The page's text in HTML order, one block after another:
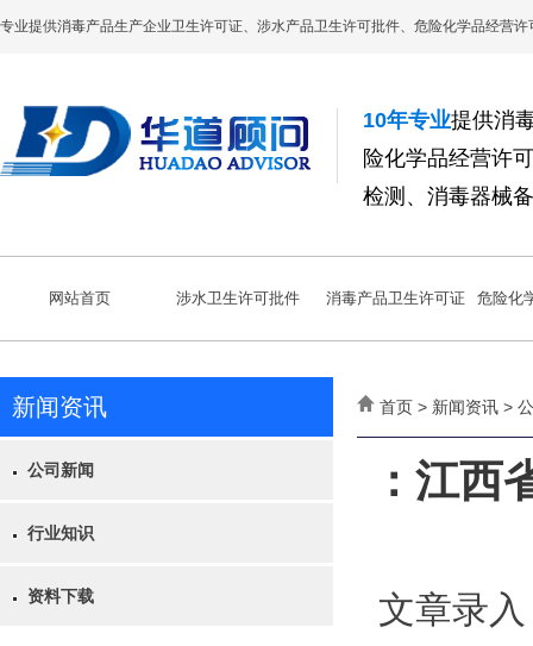
专业提供消毒产品生产企业卫生许可证、涉水产品卫生许可批件、危险化学品经营
10年专业提供消
险化学品经营许
检测、消毒器械
网站首页 涉水卫生许可批件 消毒产品卫生许可证 危险化
新闻资讯
公司新闻
行业知识
资料下载
首页 > 新闻资讯 >
：江西
文章录